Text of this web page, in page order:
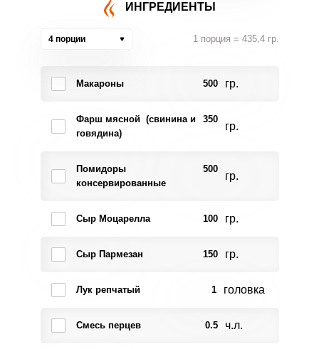
ИНГРЕДИЕНТЫ
4 порции 1 порция = 435,4 гр.
Макароны 500 гр.
Фарш мясной (свинина и
говядина)
350
гр.
Помидоры
консервированные
500
гр.
Сыр Моцарелла 100 гр.
Сыр Пармезан 150 гр.
Лук репчатый 1 головка
Смесь перцев 0.5 ч.л.